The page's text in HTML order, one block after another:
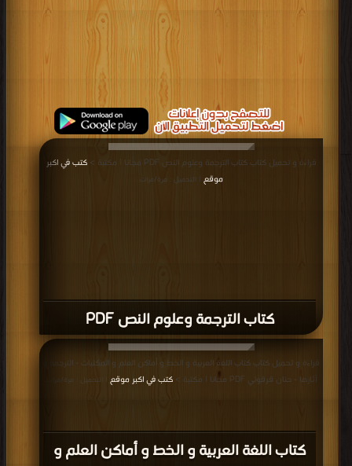
كتاب الترجمة وعلوم النص PDF
قراءة و تحميل كتاب كتاب الترجمة وعلوم النص PDF مجانا | مكتبة >
كتب في اكبر
موقع
| التحميل : مرة/مرات
كتاب اللغة العربية و الخط و أماكن العلم و
قراءة و تحميل كتاب كتاب اللغة العربية و الخط و أماكن العلم و المكتبات - الترجمة و
آثارها - حنان قرقوتي PDF مجانا | مكتبة >
كتب في اكبر موقع | التحميل : مرة/مرات